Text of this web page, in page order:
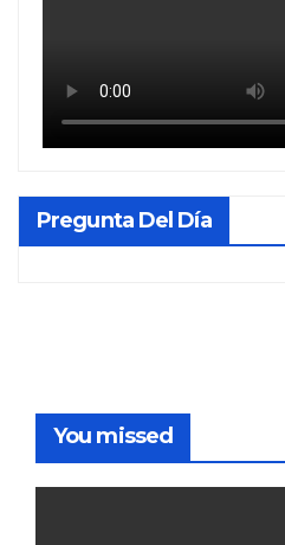
Pregunta Del Día
You missed